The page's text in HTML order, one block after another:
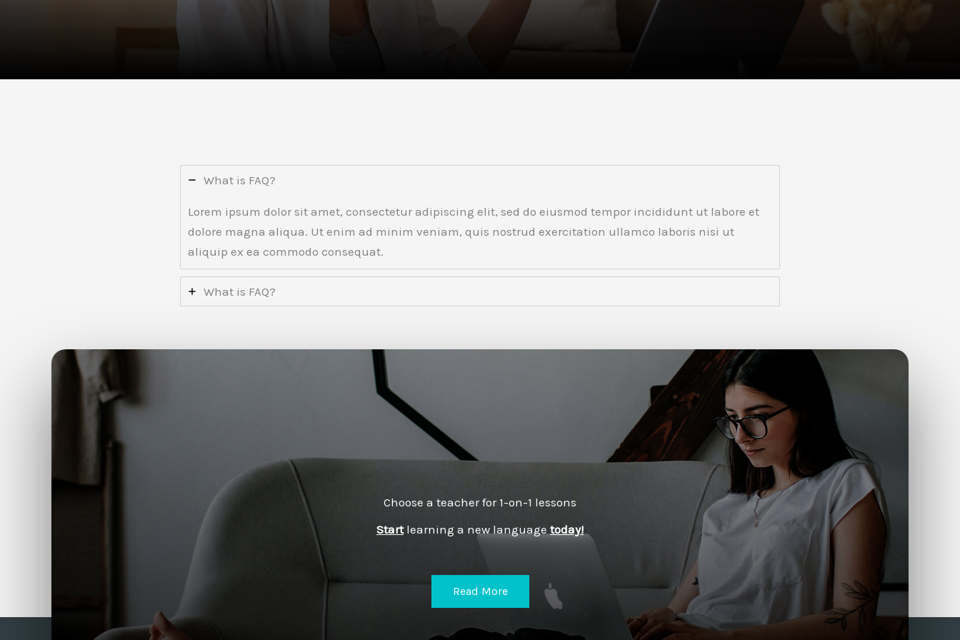
What is FAQ?
Lorem ipsum dolor sit amet, consectetur adipiscing elit, sed do eiusmod tempor incididunt ut labore et
dolore magna aliqua. Ut enim ad minim veniam, quis nostrud exercitation ullamco laboris nisi ut
aliquip ex ea commodo consequat.
What is FAQ?
Choose a teacher for 1-on-1 lessons
Startlearning a new language today!
Read More